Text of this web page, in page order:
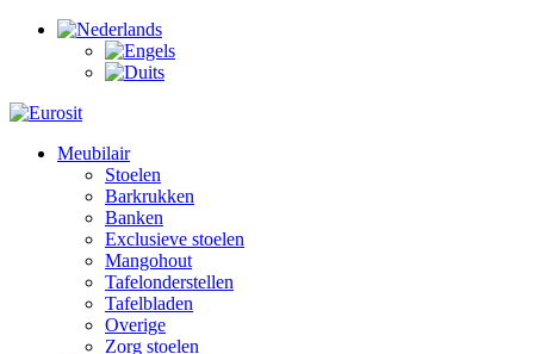
Meubilair
Stoelen
Barkrukken
Banken
Exclusieve stoelen
Mangohout
Tafelonderstellen
Tafelbladen
Overige
Zorg stoelen